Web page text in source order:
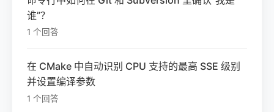
谁”？
1 个回答
在 CMake 中自动识别 CPU 支持的最高 SSE 级别
并设置编译参数
1 个回答